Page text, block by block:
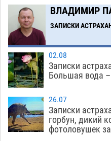
ВЛАДИМИР
ЗАПИСКИ
02.08
Записки
Большая вода
26.07
Записки
горбун, дикий
фотоловушек